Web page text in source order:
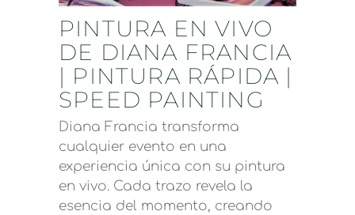
PINTURA EN VIVO
DE DIANA FRANCIA
| PINTURA RÁPIDA |
SPEED PAINTING
Diana Francia transforma
cualquier evento en una
experiencia única con su pintura
en vivo. Cada trazo revela la
esencia del momento, creando